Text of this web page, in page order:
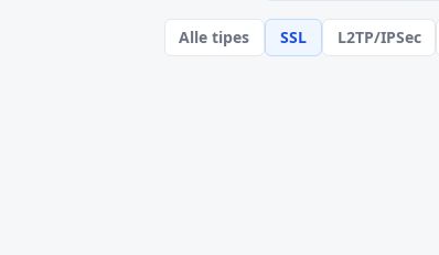
Alle tipes SSL L2TP/IPSec